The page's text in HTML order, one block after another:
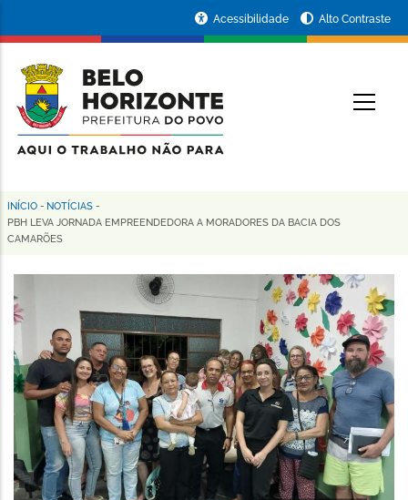
conteúdo
principal
da
Prefeitura
de
Horizonte
Acessibilidade Alto Contraste
Trilha
de
navegação
INÍCIO - NOTÍCIAS -
PBH LEVA JORNADA EMPREENDEDORA A MORADORES DA BACIA DOS
CAMARÕES